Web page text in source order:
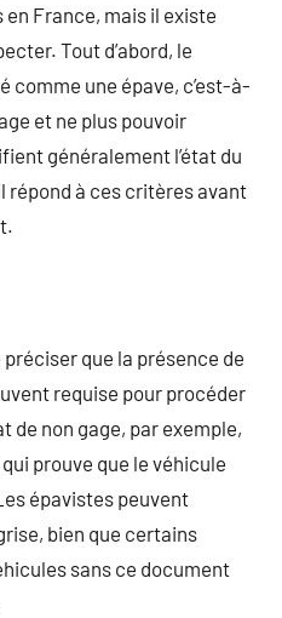
France, mais il existe
Tout d’abord, le
une épave, c’est-à-
et ne plus pouvoir
généralement l’état du
répond à ces critères avant
que la présence de
requise pour procéder
de non gage, par exemple,
prouve que le véhicule
épavistes peuvent
bien que certains
sans ce document